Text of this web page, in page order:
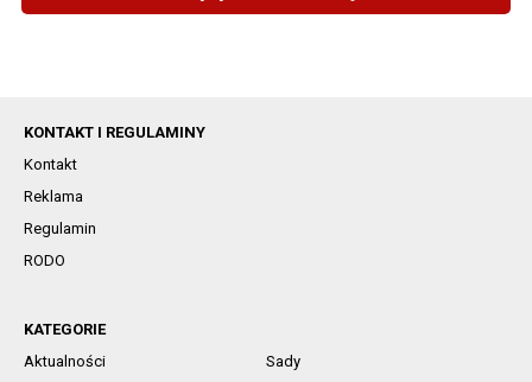
KONTAKT I REGULAMINY
Kontakt
Reklama
Regulamin
RODO
KATEGORIE
Aktualności
Sady